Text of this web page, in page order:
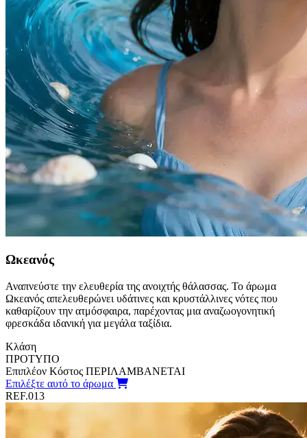
Ωκεανός
Αναπνεύστε την ελευθερία της ανοιχτής θάλασσας. Το άρωμα
Ωκεανός απελευθερώνει υδάτινες και κρυστάλλινες νότες που
καθαρίζουν την ατμόσφαιρα, παρέχοντας μια αναζωογονητική
φρεσκάδα ιδανική για μεγάλα ταξίδια.
Κλάση
ΠΡΟΤΥΠΟ
Επιπλέον Κόστος ΠΕΡΙΛΑΜΒΑΝΕΤΑΙ
Επιλέξτε αυτό το άρωμα
REF.013